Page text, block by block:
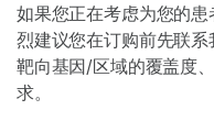
如果您正在考虑为您的
烈建议您在订购前先联
靶向基因/区域的覆盖度
求。